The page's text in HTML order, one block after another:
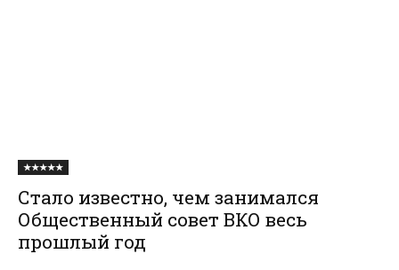
★★★★★
Стало известно, чем занимался
Общественный совет ВКО весь
прошлый год